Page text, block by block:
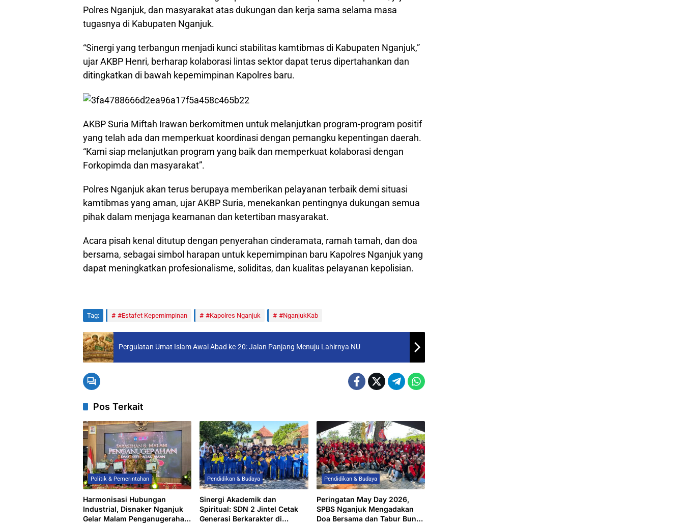
Polres Nganjuk, dan masyarakat atas dukungan dan kerja sama selama masa
tugasnya di Kabupaten Nganjuk.
“Sinergi yang terbangun menjadi kunci stabilitas kamtibmas di Kabupaten Nganjuk,”
ujar AKBP Henri, berharap kolaborasi lintas sektor dapat terus dipertahankan dan
ditingkatkan di bawah kepemimpinan Kapolres baru.
AKBP Suria Miftah Irawan berkomitmen untuk melanjutkan program-program positif
yang telah ada dan memperkuat koordinasi dengan pemangku kepentingan daerah.
“Kami siap melanjutkan program yang baik dan memperkuat kolaborasi dengan
Forkopimda dan masyarakat”.
Polres Nganjuk akan terus berupaya memberikan pelayanan terbaik demi situasi
kamtibmas yang aman, ujar AKBP Suria, menekankan pentingnya dukungan semua
pihak dalam menjaga keamanan dan ketertiban masyarakat.
Acara pisah kenal ditutup dengan penyerahan cinderamata, ramah tamah, dan doa
bersama, sebagai simbol harapan untuk kepemimpinan baru Kapolres Nganjuk yang
dapat meningkatkan profesionalisme, soliditas, dan kualitas pelayanan kepolisian.
Tag: #Estafet Kepemimpinan #Kapolres Nganjuk #NganjukKab
Pergulatan Umat Islam Awal Abad ke-20: Jalan Panjang Menuju Lahirnya NU
Pos Terkait
Politik & Pemerintahan
Harmonisasi Hubungan
Industrial, Disnaker Nganjuk
Gelar Malam Penganugerahan
Pendidikan & Budaya
Sinergi Akademik dan
Spiritual: SDN 2 Jintel Cetak
Generasi Berkarakter di
Pendidikan & Budaya
Peringatan May Day 2026,
SPBS Nganjuk Mengadakan
Doa Bersama dan Tabur Bunga